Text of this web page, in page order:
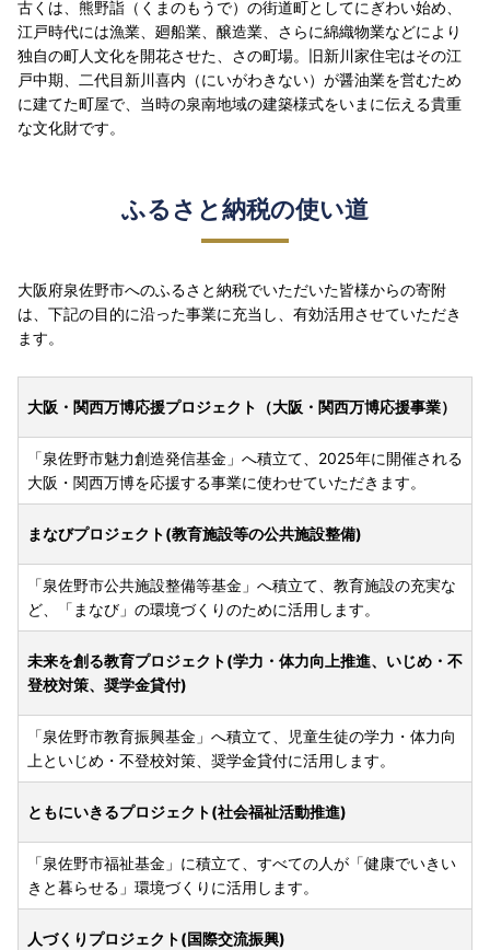
古くは、熊野詣（くまのもうで）の街道町としてにぎわい始め、
江戸時代には漁業、廻船業、醸造業、さらに綿織物業などにより
独自の町人文化を開花させた、さの町場。旧新川家住宅はその江
戸中期、二代目新川喜内（にいがわきない）が醤油業を営むため
に建てた町屋で、当時の泉南地域の建築様式をいまに伝える貴重
な文化財です。
ふるさと納税の使い道
大阪府泉佐野市へのふるさと納税でいただいた皆様からの寄附
は、下記の目的に沿った事業に充当し、有効活用させていただき
ます。
大阪・関西万博応援プロジェクト（大阪・関西万博応援事業）
「泉佐野市魅力創造発信基金」へ積立て、2025年に開催される
大阪・関西万博を応援する事業に使わせていただきます。
まなびプロジェクト(教育施設等の公共施設整備)
「泉佐野市公共施設整備等基金」へ積立て、教育施設の充実な
ど、「まなび」の環境づくりのために活用します。
未来を創る教育プロジェクト(学力・体力向上推進、いじめ・不
登校対策、奨学金貸付)
「泉佐野市教育振興基金」へ積立て、児童生徒の学力・体力向
上といじめ・不登校対策、奨学金貸付に活用します。
ともにいきるプロジェクト(社会福祉活動推進)
「泉佐野市福祉基金」に積立て、すべての人が「健康でいきい
きと暮らせる」環境づくりに活用します。
人づくりプロジェクト(国際交流振興)